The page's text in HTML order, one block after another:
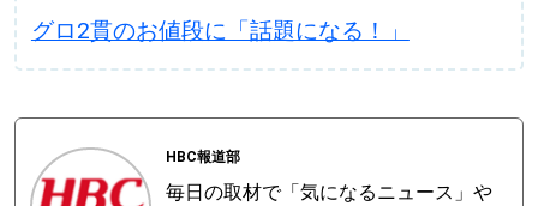
グロ2貫のお値段に「話題になる！」
HBC報道部
毎日の取材で「気になるニュース」や